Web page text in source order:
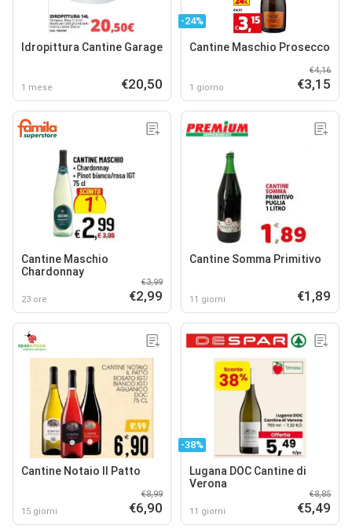
Idropittura Cantine Garage
1 mese €20,50
-24%
Cantine Maschio Prosecco
1 giorno
€4,16
€3,15
Cantine Maschio
Chardonnay
23 ore
€3,99
€2,99
Cantine Somma Primitivo
11 giorni €1,89
Cantine Notaio Il Patto
15 giorni
€8,99
€6,90
-38%
Lugana DOC Cantine di
Verona
11 giorni
€8,85
€5,49